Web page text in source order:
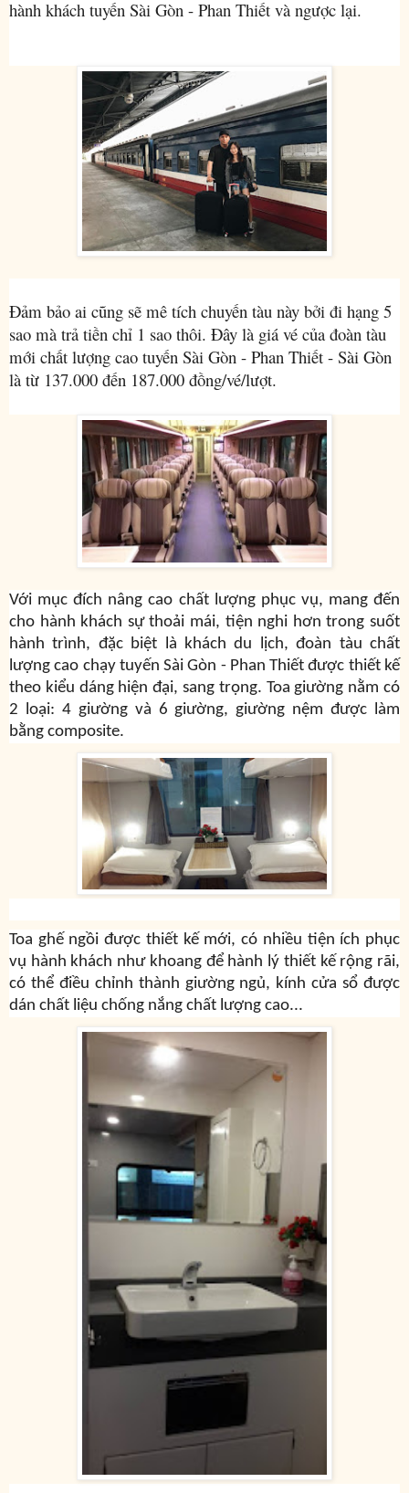
hành khách tuyến Sài Gòn - Phan Thiết và ngược lại.
Đảm bảo ai cũng sẽ mê tích chuyến tàu này bởi đi hạng 5
sao mà trả tiền chỉ 1 sao thôi. Đây là giá vé của đoàn tàu
mới chất lượng cao tuyến Sài Gòn - Phan Thiết - Sài Gòn
là từ 137.000 đến 187.000 đồng/vé/lượt.
Với mục đích nâng cao chất lượng phục vụ, mang đến
cho hành khách sự thoải mái, tiện nghi hơn trong suốt
hành trình, đặc biệt là khách du lịch, đoàn tàu chất
lượng cao chạy tuyến Sài Gòn - Phan Thiết được thiết kế
theo kiểu dáng hiện đại, sang trọng. Toa giường nằm có
2 loại: 4 giường và 6 giường, giường nệm được làm
bằng composite.
Toa ghế ngồi được thiết kế mới, có nhiều tiện ích phục
vụ hành khách như khoang để hành lý thiết kế rộng rãi,
có thể điều chỉnh thành giường ngủ, kính cửa sổ được
dán chất liệu chống nắng chất lượng cao...